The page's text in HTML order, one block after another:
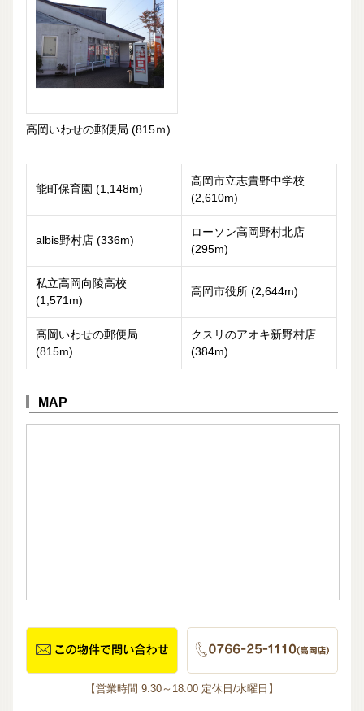
高岡いわせの郵便局 (815ｍ)
能町保育園 (1,148m)
高岡市立志貴野中学校
(2,610m)
albis野村店 (336m)
ローソン高岡野村北店
(295m)
私立高岡向陵高校
(1,571m)
高岡市役所 (2,644m)
高岡いわせの郵便局
(815m)
クスリのアオキ新野村店
(384m)
MAP
【営業時間 9:30～18:00 定休日/水曜日】